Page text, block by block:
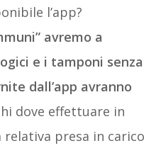
l’app?
avremo a
e i tamponi senza
dall’app avranno
dove effettuare in
presa in carico